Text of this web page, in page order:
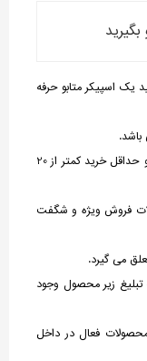
یک اسپیکر متابو حرفه
باشد.
1- خرید در یک فاکتور باید انجام شود و حداقل خرید کمتر از 20
فروش ویژه و شگفت
تبلیغ زیر محصول وجود
فعال در داخل